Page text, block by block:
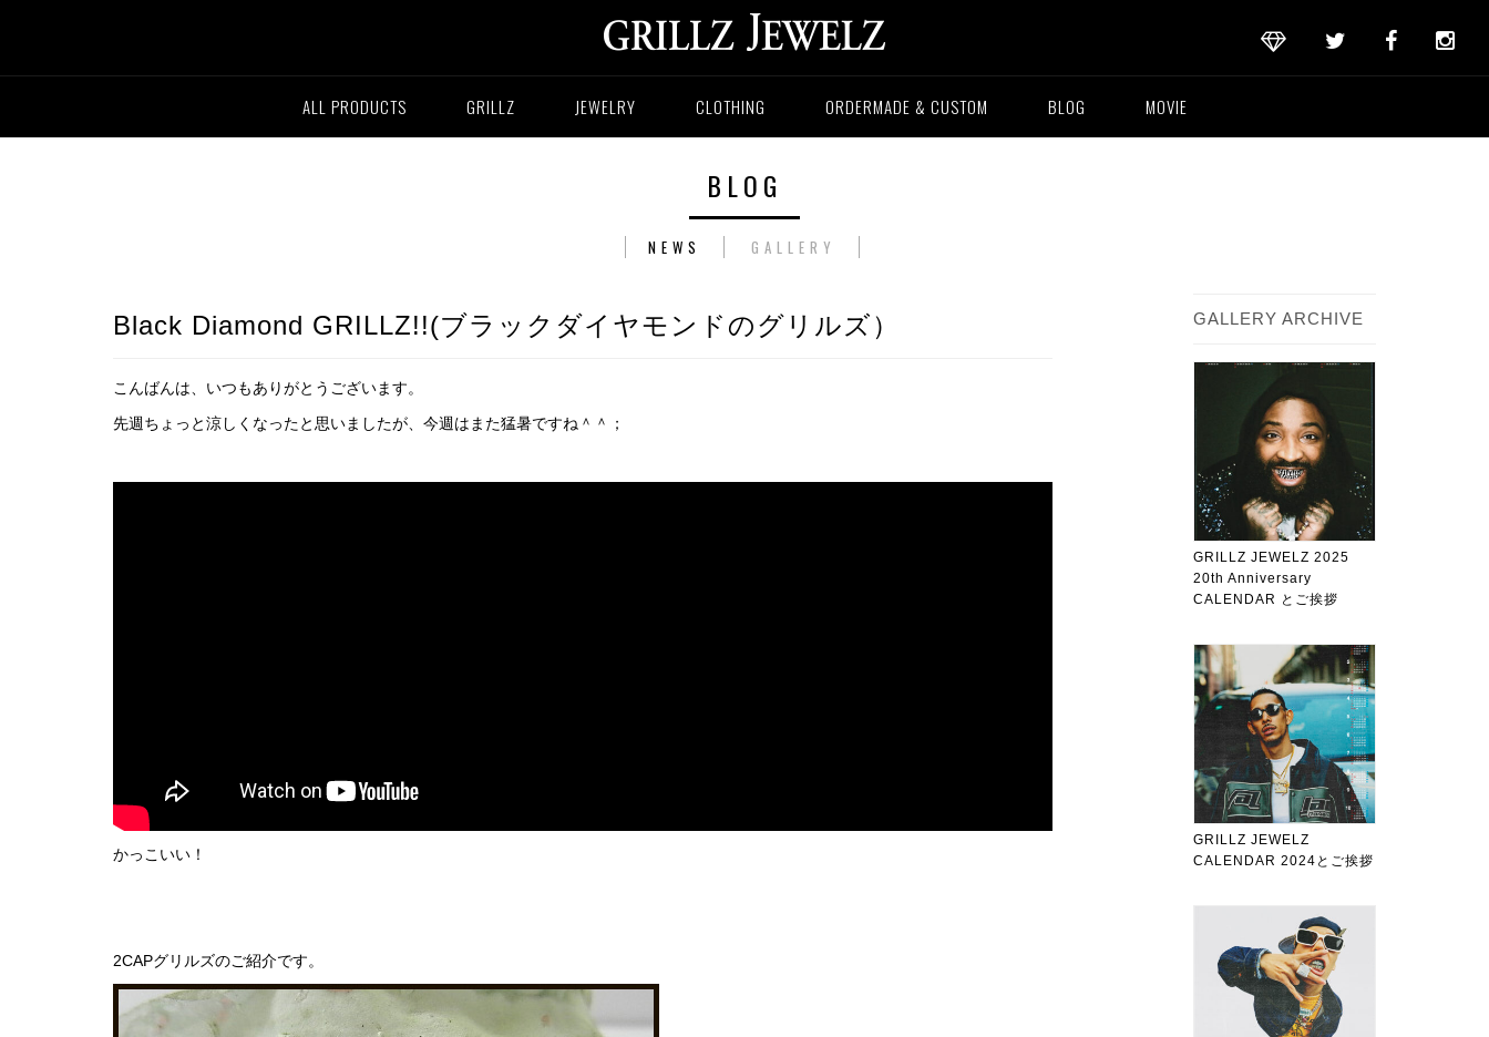
ALL PRODUCTS GRILLZ JEWELRY CLOTHING ORDERMADE & CUSTOM BLOG MOVIE
BLOG
NEWS GALLERY
Black Diamond GRILLZ!!(ブラックダイヤモンドのグリルズ）
こんばんは、いつもありがとうございます。
先週ちょっと涼しくなったと思いましたが、今週はまた猛暑ですね＾＾；
かっこいい！
2CAPグリルズのご紹介です。
GALLERY ARCHIVE
GRILLZ JEWELZ 2025
20th Anniversary
CALENDAR とご挨拶
GRILLZ JEWELZ
CALENDAR 2024とご挨拶